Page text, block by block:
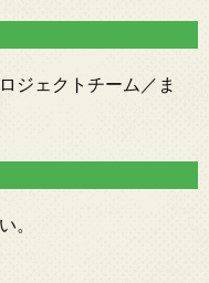
ジェクトチーム／ま
。